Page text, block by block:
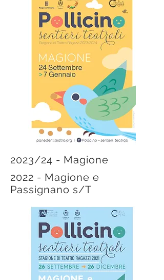
2023/24 - Magione
2022 - Magione e
Passignano s/T